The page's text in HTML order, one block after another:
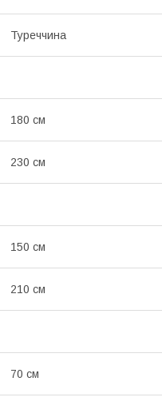
Туреччина
180 см
230 см
150 см
210 см
70 см